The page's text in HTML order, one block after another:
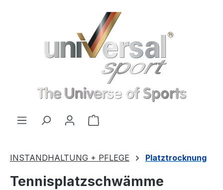
Warenkorb enthält 0
INSTANDHALTUNG + PFLEGE Platztrocknung
Tennisplatzschwämme